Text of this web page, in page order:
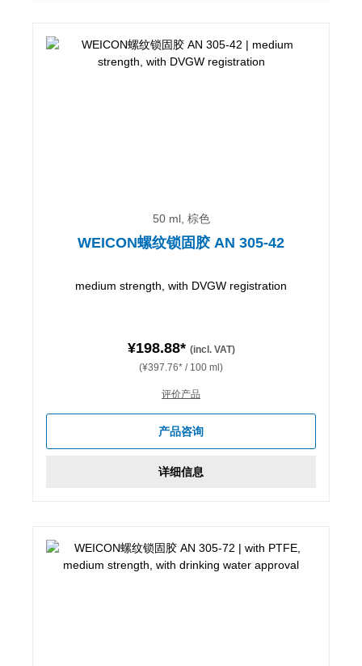
50 ml, 棕色
WEICON螺纹锁固胶 AN 305-42
medium strength, with DVGW registration
¥198.88* (incl. VAT)
(¥397.76* / 100 ml)
评价产品
产品咨询
详细信息